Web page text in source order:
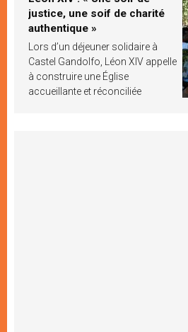
justice, une soif de charité
authentique »
Lors d’un déjeuner solidaire à
Castel Gandolfo, Léon XIV appelle
à construire une Église
accueillante et réconciliée